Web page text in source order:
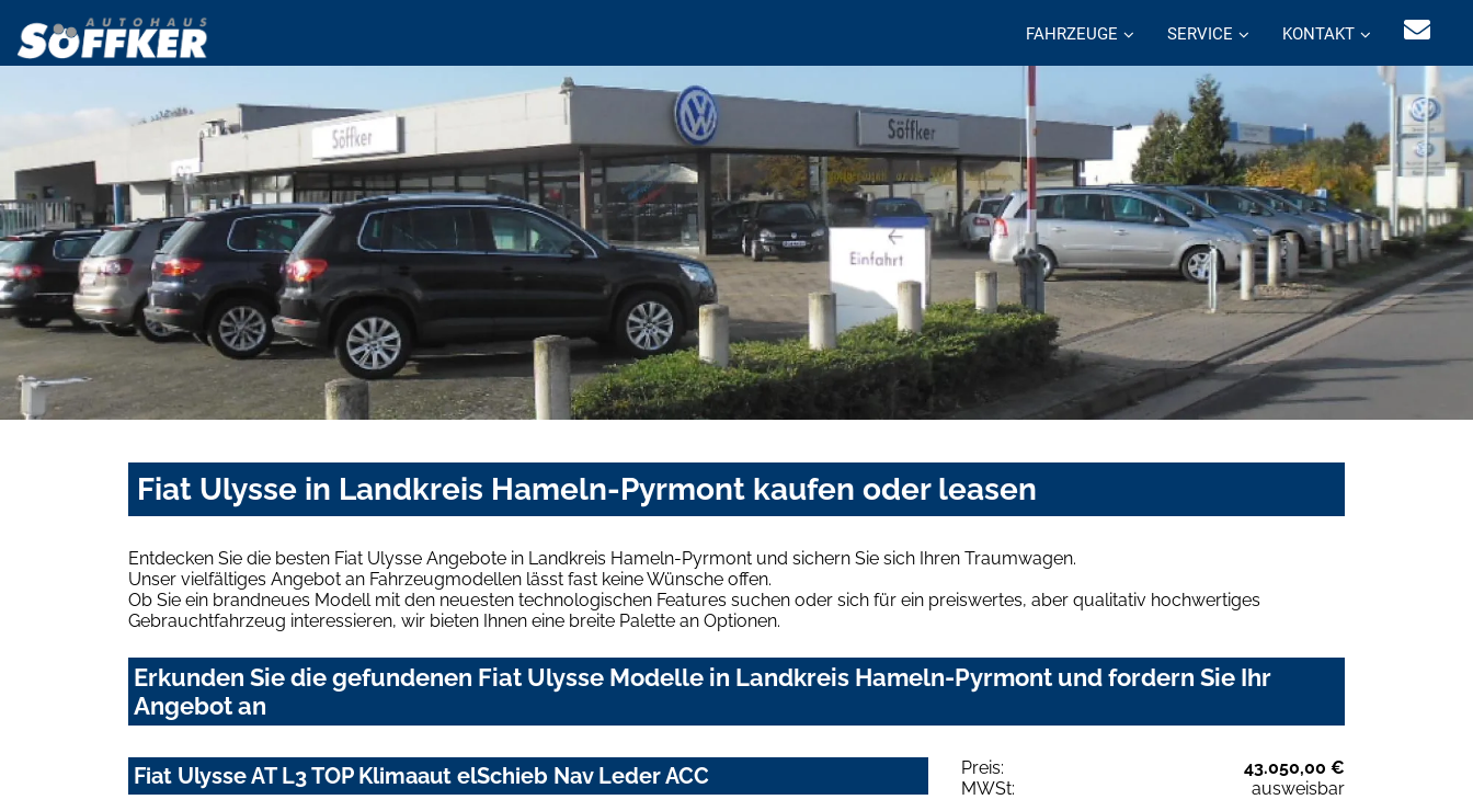
FAHRZEUGE SERVICE KONTAKT
Fiat Ulysse in Landkreis Hameln-Pyrmont kaufen oder leasen
Entdecken Sie die besten Fiat Ulysse Angebote in Landkreis Hameln-Pyrmont und sichern Sie sich Ihren Traumwagen.
Unser vielfältiges Angebot an Fahrzeugmodellen lässt fast keine Wünsche offen.
Ob Sie ein brandneues Modell mit den neuesten technologischen Features suchen oder sich für ein preiswertes, aber qualitativ hochwertiges
Gebrauchtfahrzeug interessieren, wir bieten Ihnen eine breite Palette an Optionen.
Erkunden Sie die gefundenen Fiat Ulysse Modelle in Landkreis Hameln-Pyrmont und fordern Sie Ihr
Angebot an
Fiat Ulysse AT L3 TOP Klimaaut elSchieb Nav Leder ACC Preis:
43.050,00 €
MWSt:
ausweisbar